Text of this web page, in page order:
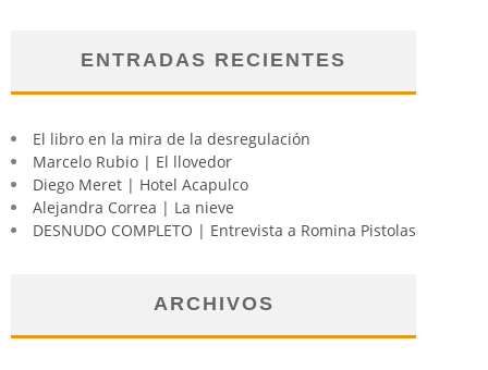
ENTRADAS RECIENTES
El libro en la mira de la desregulación
Marcelo Rubio | El llovedor
Diego Meret | Hotel Acapulco
Alejandra Correa | La nieve
DESNUDO COMPLETO | Entrevista a Romina Pistolas
ARCHIVOS